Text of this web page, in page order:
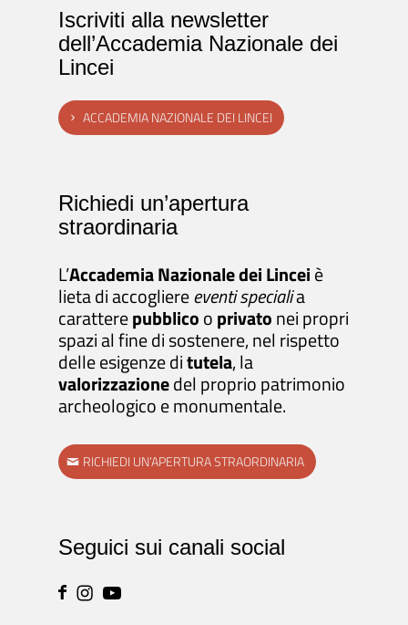
Iscriviti alla newsletter
dell’Accademia Nazionale dei
Lincei
ACCADEMIA NAZIONALE DEI LINCEI
Richiedi un’apertura
straordinaria
L’Accademia Nazionale dei Linceiè
lieta di accogliereeventi specialia
caratterepubblicooprivatonei propri
spazi al fine di sostenere, nel rispetto
delle esigenze ditutela, la
valorizzazionedel proprio patrimonio
archeologico e monumentale.
RICHIEDI UN’APERTURA STRAORDINARIA
Seguici sui canali social